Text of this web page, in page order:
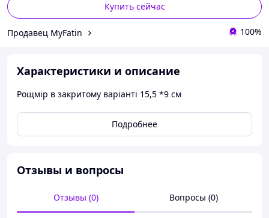
Купить сейчас
Продавец MyFatin 100%
Характеристики и описание
Рощмір в закритому варіанті 15,5 *9 см
Подробнее
Отзывы и вопросы
Отзывы (0) Вопросы (0)